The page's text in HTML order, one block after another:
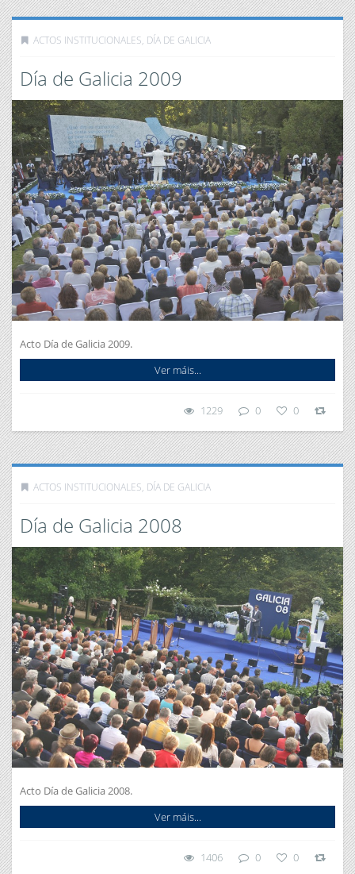
ACTOS INSTITUCIONALES, DÍA DE GALICIA
Día de Galicia 2009
Acto Día de Galicia 2009.
Ver máis...
1229 0 0
ACTOS INSTITUCIONALES, DÍA DE GALICIA
Día de Galicia 2008
Acto Día de Galicia 2008.
Ver máis...
1406 0 0